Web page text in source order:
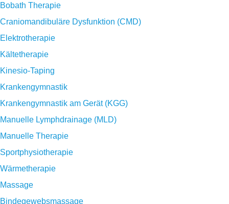
Bobath Therapie
Craniomandibuläre Dysfunktion (CMD)
Elektrotherapie
Kältetherapie
Kinesio-Taping
Krankengymnastik
Krankengymnastik am Gerät (KGG)
Manuelle Lymphdrainage (MLD)
Manuelle Therapie
Sportphysiotherapie
Wärmetherapie
Massage
Bindegewebsmassage